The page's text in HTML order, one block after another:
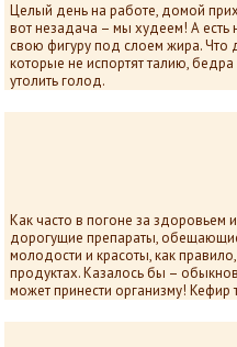
Целый день на работе, домой
вот незадача – мы худеем! А есть
свою фигуру под слоем жира. Что
которые не испортят талию,
утолить голод.
Как часто в погоне за здоровьем
дорогущие препараты,
молодости и красоты, как
продуктах. Казалось бы –
может принести организму! Кефир